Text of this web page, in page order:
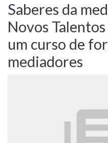
Estatísticas
Saberes da
Novos
um curso de
mediadores